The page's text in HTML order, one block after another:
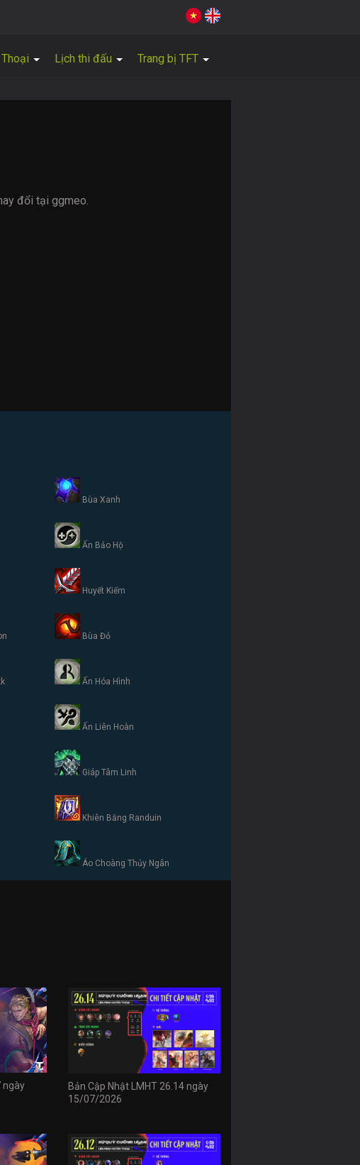
Lịch thi đấu Trang bị TFT
đổi tại ggmeo.
Bùa Xanh
Ấn Bảo Hộ
Huyết Kiếm
Bùa Đỏ
Ấn Hóa Hình
Ấn Liên Hoàn
Giáp Tâm Linh
Khiên Băng Randuin
Áo Choàng Thủy Ngân
ngày
Bản Cập Nhật LMHT 26.14 ngày
15/07/2026